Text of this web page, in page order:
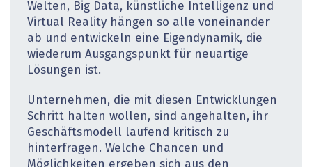
Welten, Big Data, künstliche Intelligenz und
Virtual Reality hängen so alle voneinander
ab und entwickeln eine Eigendynamik, die
wiederum Ausgangspunkt für neuartige
Lösungen ist.
Unternehmen, die mit diesen Entwicklungen
Schritt halten wollen, sind angehalten, ihr
Geschäftsmodell laufend kritisch zu
hinterfragen. Welche Chancen und
Möglichkeiten ergeben sich aus den